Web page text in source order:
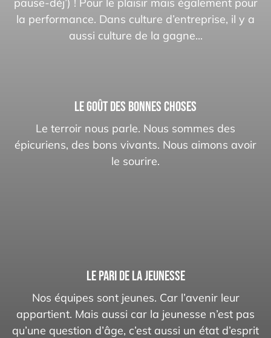
la performance. Dans culture d’entreprise, il y a
aussi culture de la gagne...
LE GOÛT DES BONNES CHOSES
Le terroir nous parle. Nous sommes des
épicuriens, des bons vivants. Nous aimons avoir
le sourire.
LE PARI DE LA JEUNESSE
Nos équipes sont jeunes. Car l’avenir leur
appartient. Mais aussi car la jeunesse n’est pas
qu’une question d’âge, c’est aussi un état d’esprit